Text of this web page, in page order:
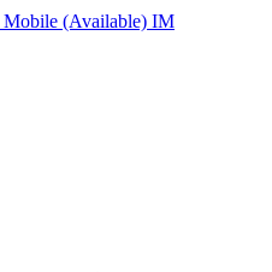
Mobile (Available) IM